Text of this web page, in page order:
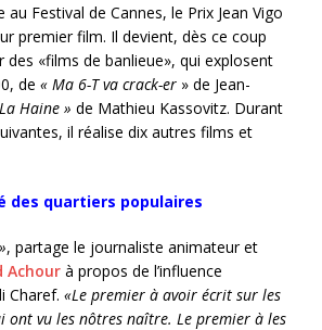
au Festival de Cannes, le Prix Jean Vigo
premier film. Il devient, dès ce coup
des «films de banlieue», qui explosent
de « Ma 6-T va crack-er » de Jean-
La Haine » de Mathieu Kassovitz. Durant
il réalise dix autres films et
des quartiers populaires
, partage le journaliste animateur et
Achour à propos de l’influence
Charef. «Le premier à avoir écrit sur les
ont vu les nôtres naître. Le premier à les